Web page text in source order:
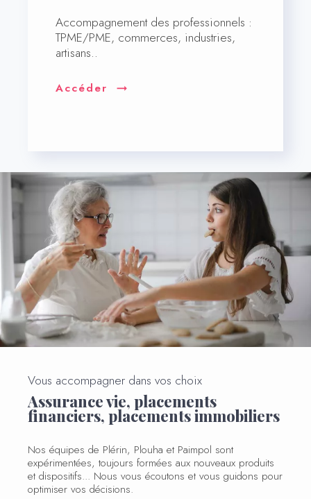
Accompagnement des professionnels :
TPME/PME, commerces, industries,
artisans..
Accéder
Vous accompagner dans vos choix
Assurance vie, placements
financiers, placements immobiliers
Nos équipes de Plérin, Plouha et Paimpol sont
expérimentées, toujours formées aux nouveaux produits
et dispositifs... Nous vous écoutons et vous guidons pour
optimiser vos décisions.